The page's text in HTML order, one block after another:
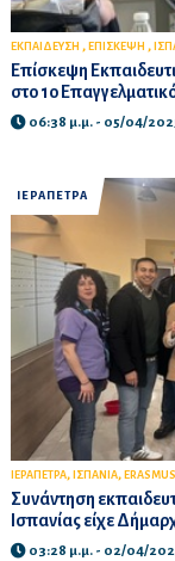
ΕΚΠΑΙΔΕΥΣΗ , ΕΠΙΣΚΕΨΗ ,
Επίσκεψη
στο 1ο
06:38 μ.μ. - 05/04/
ΙΕΡΑΠΕΤΡΑ
ΙΕΡΑΠΕΤΡΑ, ΙΣΠΑΝΙΑ, ERASMUS
Συνάντηση
Ισπανίας είχε
03:28 μ.μ. - 02/04/